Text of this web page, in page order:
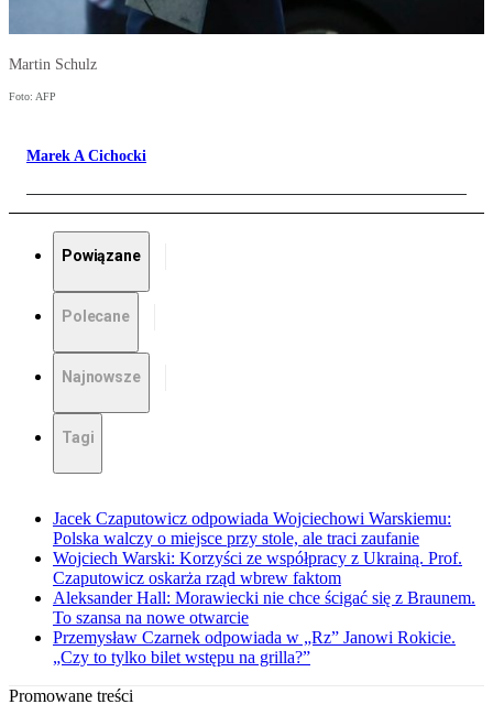
Martin Schulz
Foto: AFP
Marek A Cichocki
Powiązane
Polecane
Najnowsze
Tagi
Jacek Czaputowicz odpowiada Wojciechowi Warskiemu:
Polska walczy o miejsce przy stole, ale traci zaufanie
Wojciech Warski: Korzyści ze współpracy z Ukrainą. Prof.
Czaputowicz oskarża rząd wbrew faktom
Aleksander Hall: Morawiecki nie chce ścigać się z Braunem.
To szansa na nowe otwarcie
Przemysław Czarnek odpowiada w „Rz” Janowi Rokicie.
„Czy to tylko bilet wstępu na grilla?”
Promowane treści